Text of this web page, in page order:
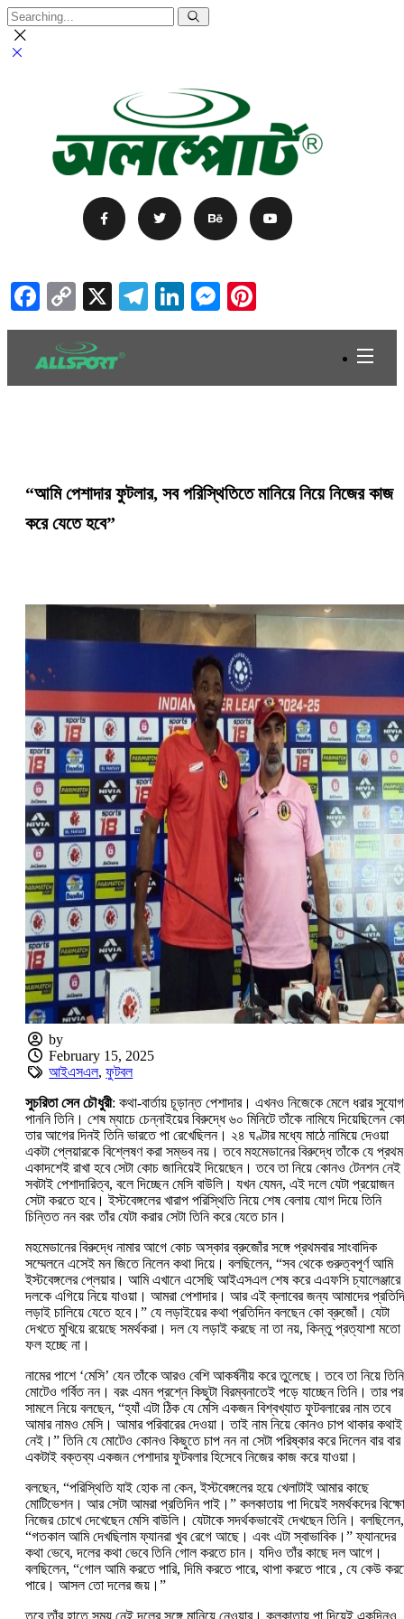
Facebook
Copy
Link
X Telegram
LinkedIn
Messenger
“আমি পেশাদার ফুটলার, সব পরিস্থিতিতে মানিয়ে নিয়ে নিজের কাজ
করে যেতে হবে”
by
February 15, 2025
আইএসএল,ফুটবল
সুচরিতা সেন চৌধুরী: কথা-বার্তায় চূড়ান্ত পেশাদার। এখনও নিজেকে মেলে ধরার সুযোগ
পাননি তিনি। শেষ ম্যাচে চেন্নাইয়ের বিরুদ্ধে ৬০ মিনিটে তাঁকে নামিযে দিয়েছিলেন
তার আগের দিনই তিনি ভারতে পা রেখেছিলন। ২৪ ঘণ্টার মধ্যে মাঠে নামিয়ে দেওয়া
একটা প্লেয়ারকে বিশ্লেষণ করা সম্ভব নয়। তবে মহমেডানের বিরুদ্ধে তাঁকে যে প্রথম
একাদশেই রাখা হবে সেটা কোচ জানিয়েই দিয়েছেন। তবে তা নিয়ে কোনও টেনশন
সবটাই পেশাদারিত্ব, বলে দিচ্ছেন মেসি বাউলি। যখন যেমন, এই দলে যেটা প্রয়োজন
সেটা করতে হবে। ইস্টবেঙ্গলের খারাপ পরিস্থিতি নিয়ে শেষ বেলায় যোগ দিয়ে তিনি
চিন্তিত নন বরং তাঁর যেটা করার সেটা তিনি করে যেতে চান।
মহমেডানের বিরুদ্ধে নামার আগে কোচ অস্কার ব্রুজোঁর সঙ্গে প্রথমবার সাংবাদিক
সম্মেলনে এসেই মন জিতে নিলেন কথা দিয়ে। বলছিলেন, “সব থেকে গুরুত্বপূর্ণ আমি
ইস্টবেঙ্গলের প্লেয়ার। আমি এখানে এসেছি আইএসএল শেষ করে এএফসি চ্যালেঞ্জারে
দলকে এগিয়ে নিয়ে যাওয়া। আমরা পেশাদার। আর এই ক্লাবের জন্য আমাদের
লড়াই চালিয়ে যেতে হবে।” যে লড়াইয়ের কথা প্রতিদিন বলছেন কো ব্রুজোঁ। যেটা
দেখতে মুখিয়ে রয়েছে সমর্থকরা। দল যে লড়াই করছে না তা নয়, কিন্তু প্রত্যাশা মতো
ফল হচ্ছে না।
নামের পাশে ‘মেসি’ যেন তাঁকে আরও বেশি আকর্ষনীয় করে তুলেছে। তবে তা নিয়ে তিনি
মোটেও গর্বিত নন। বরং এমন প্রশ্নে কিছুটা বিরম্বনাতেই পড়ে যাচ্ছেন তিনি। তার পর
সামলে নিয়ে বলছেন, “হ্যাঁ এটা ঠিক যে মেসি একজন বিশ্বখ্যাত ফুটবলারের নাম তবে
আমার নামও মেসি। আমার পরিবারের দেওয়া। তাই নাম নিয়ে কোনও চাপ থাকার কথাই
নেই।” তিনি যে মোটেও কোনও কিছুতে চাপ নন না সেটা পরিষ্কার করে দিলেন বার
একটাই বক্তব্য একজন পেশাদার ফুটবলার হিসেবে নিজের কাজ করে যাওয়া।
বলছেন, “পরিস্থিতি যাই হোক না কেন, ইস্টবেঙ্গলের হয়ে খেলাটাই আমার কাছে
মোটিভেশন। আর সেটা আমরা প্রতিদিন পাই।” কলকাতায় পা দিয়েই সমর্থকদের
নিজের চোখে দেখেছেন মেসি বাউলি। যেটাকে সদর্থকভাবেই দেখছেন তিনি। বলছিলেন,
“গতকাল আমি দেখছিলাম ফ্যানরা খুব রেগে আছে। এবং এটা স্বাভাবিক।” ফ্যানদের
কথা ভেবে, দলের কথা ভেবে তিনি গোল করতে চান। যদিও তাঁর কাছে দল আগে।
বলছিলেন, “গোল আমি করতে পারি, দিমি করতে পারে, থাপা করতে পারে , যে কেউ
পারে। আসল তো দলের জয়।”